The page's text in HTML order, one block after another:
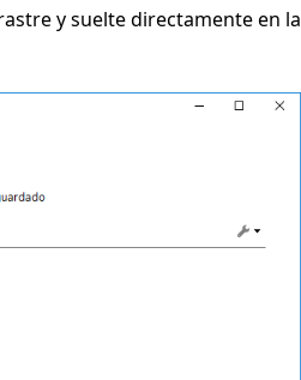
y suelte directamente en la